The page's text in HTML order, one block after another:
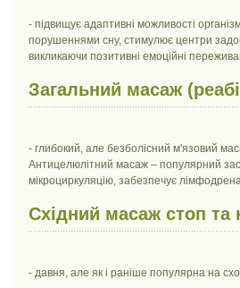
- підвищує адаптивні можливості
порушеннями сну, стимулює центри
викликаючи позитивні емоційні
Загальний масаж
- глибокий, але безболісний м'язовий
Антицелюлітний масаж – популярний
мікроциркуляцію, забезпечує
Східний масаж стоп та
- давня, але як і раніше популярна на